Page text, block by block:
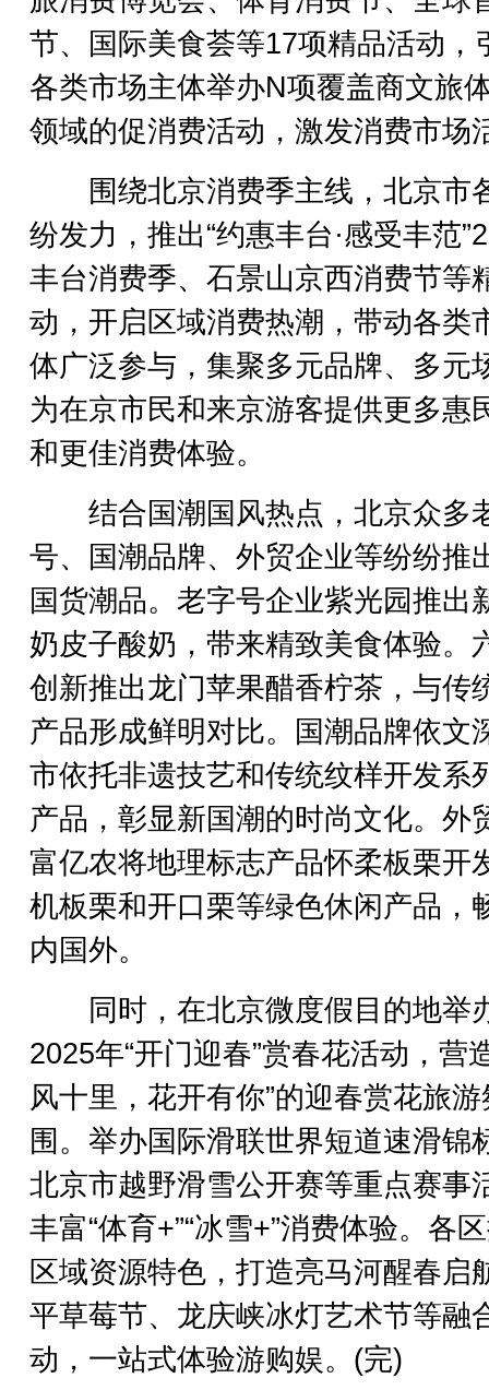
节、国际美食荟等17项精品活动，
各类市场主体举办N项覆盖商文旅
领域的促消费活动，激发消费市场
围绕北京消费季主线，北京市
纷发力，推出“约惠丰台·感受丰范
丰台消费季、石景山京西消费节等
动，开启区域消费热潮，带动各类
体广泛参与，集聚多元品牌、多元
为在京市民和来京游客提供更多惠
和更佳消费体验。
结合国潮国风热点，北京众多
号、国潮品牌、外贸企业等纷纷推
国货潮品。老字号企业紫光园推出
奶皮子酸奶，带来精致美食体验。
创新推出龙门苹果醋香柠茶，与传
产品形成鲜明对比。国潮品牌依文
市依托非遗技艺和传统纹样开发系
产品，彰显新国潮的时尚文化。外
富亿农将地理标志产品怀柔板栗开
机板栗和开口栗等绿色休闲产品，
内国外。
同时，在北京微度假目的地举
2025年“开门迎春”赏春花活动，营
风十里，花开有你”的迎春赏花旅游
围。举办国际滑联世界短道速滑锦
北京市越野滑雪公开赛等重点赛事
丰富“体育+”“冰雪+”消费体验。各
区域资源特色，打造亮马河醒春启
平草莓节、龙庆峡冰灯艺术节等融
动，一站式体验游购娱。(完)